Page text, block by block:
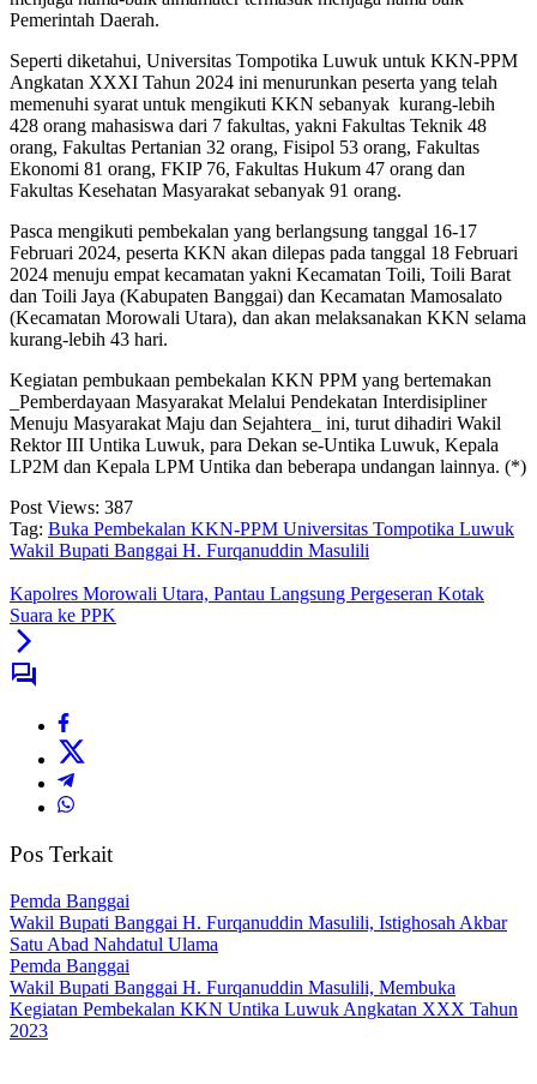
Pemerintah Daerah.
Seperti diketahui, Universitas Tompotika Luwuk untuk KKN-PPM
Angkatan XXXI Tahun 2024 ini menurunkan peserta yang telah
memenuhi syarat untuk mengikuti KKN sebanyak kurang-lebih
428 orang mahasiswa dari 7 fakultas, yakni Fakultas Teknik 48
orang, Fakultas Pertanian 32 orang, Fisipol 53 orang, Fakultas
Ekonomi 81 orang, FKIP 76, Fakultas Hukum 47 orang dan
Fakultas Kesehatan Masyarakat sebanyak 91 orang.
Pasca mengikuti pembekalan yang berlangsung tanggal 16-17
Februari 2024, peserta KKN akan dilepas pada tanggal 18 Februari
2024 menuju empat kecamatan yakni Kecamatan Toili, Toili Barat
dan Toili Jaya (Kabupaten Banggai) dan Kecamatan Mamosalato
(Kecamatan Morowali Utara), dan akan melaksanakan KKN selama
kurang-lebih 43 hari.
Kegiatan pembukaan pembekalan KKN PPM yang bertemakan
_Pemberdayaan Masyarakat Melalui Pendekatan Interdisipliner
Menuju Masyarakat Maju dan Sejahtera_ ini, turut dihadiri Wakil
Rektor III Untika Luwuk, para Dekan se-Untika Luwuk, Kepala
LP2M dan Kepala LPM Untika dan beberapa undangan lainnya. (*)
Post Views: 387
Tag: Buka Pembekalan KKN-PPM Universitas Tompotika Luwuk
Wakil Bupati Banggai H. Furqanuddin Masulili
Kapolres Morowali Utara, Pantau Langsung Pergeseran Kotak
Suara ke PPK
Pos Terkait
Pemda Banggai
Wakil Bupati Banggai H. Furqanuddin Masulili, Istighosah Akbar
Satu Abad Nahdatul Ulama
Pemda Banggai
Wakil Bupati Banggai H. Furqanuddin Masulili, Membuka
Kegiatan Pembekalan KKN Untika Luwuk Angkatan XXX Tahun
2023